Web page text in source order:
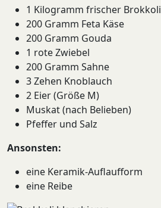
1 Kilogramm frischer Brokkoli
200 Gramm Feta Käse
200 Gramm Gouda
1 rote Zwiebel
200 Gramm Sahne
3 Zehen Knoblauch
2 Eier (Größe M)
Muskat (nach Belieben)
Pfeffer und Salz
Ansonsten:
eine Keramik-Auflaufform
eine Reibe